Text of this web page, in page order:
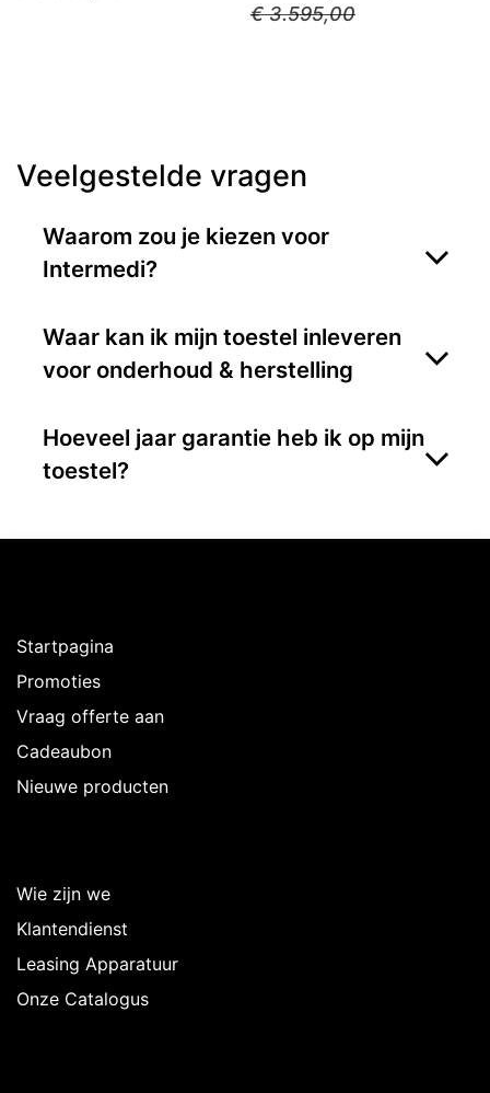
€3.595,00
Veelgestelde vragen
Waarom zou je kiezen voor
Intermedi?
Waar kan ik mijn toestel inleveren
voor onderhoud & herstelling
Hoeveel jaar garantie heb ik op mijn
toestel?
Startpagina
Promoties
Vraag offerte aan
Cadeaubon
Nieuwe producten
Wie zijn we
Klantendienst
Leasing Apparatuur
Onze Catalogus